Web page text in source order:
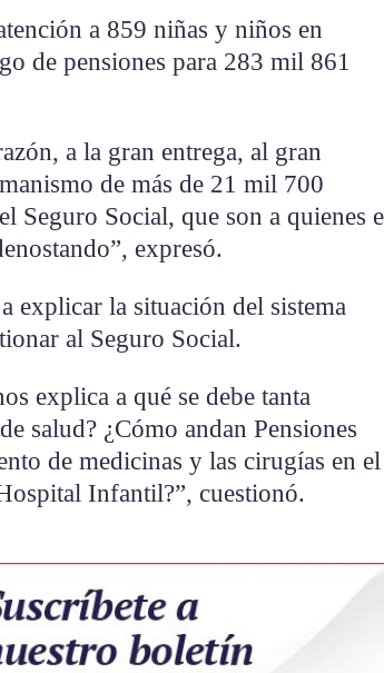
a 859 niñas y niños en
de pensiones para 283 mil 861
a la gran entrega, al gran
de más de 21 mil 700
Seguro Social, que son a quienes
expresó.
explicar la situación del sistema
al Seguro Social.
explica a qué se debe tanta
salud? ¿Cómo andan Pensiones
de medicinas y las cirugías en el
Infantil?”, cuestionó.